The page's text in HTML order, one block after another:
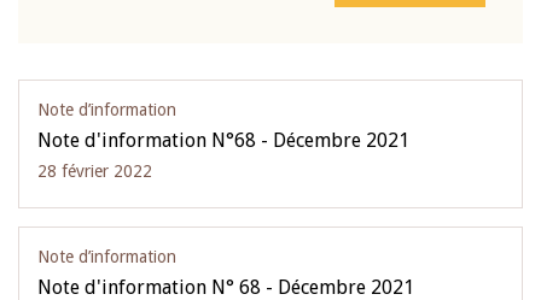
Note d’information
Note d'information N°68 - Décembre 2021
28 février 2022
Note d’information
Note d'information N° 68 - Décembre 2021